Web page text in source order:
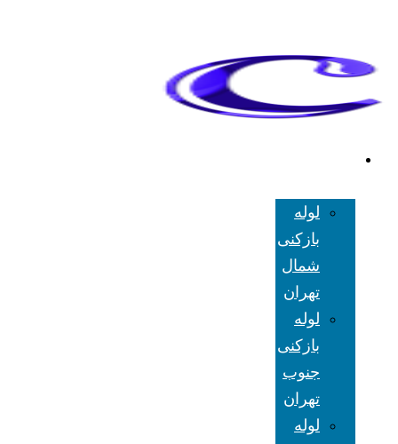
لوله
بازکنی
شمال
تهران
لوله
بازکنی
جنوب
تهران
لوله